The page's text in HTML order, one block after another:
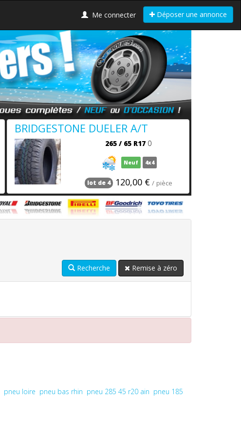
Me connecter Déposer une annonce
BRIDGESTONE DUELER A/T
265 / 65 R17 0
Neuf 4x4
lot de 4 120,00 € / pièce
Recherche Remise à zéro
pneu loire pneu bas rhin pneu 285 45 r20 ain pneu 185